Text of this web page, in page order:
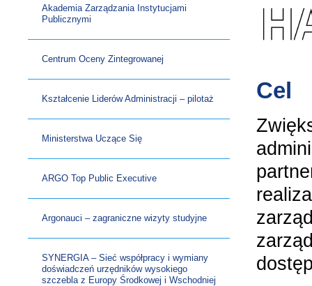
Akademia Zarządzania Instytucjami
Publicznymi
Centrum Oceny Zintegrowanej
Kształcenie Liderów Administracji – pilotaż
Ministerstwa Uczące Się
ARGO Top Public Executive
Argonauci – zagraniczne wizyty studyjne
SYNERGIA – Sieć współpracy i wymiany
doświadczeń urzędników wysokiego
szczebla z Europy Środkowej i Wschodniej
​Cel